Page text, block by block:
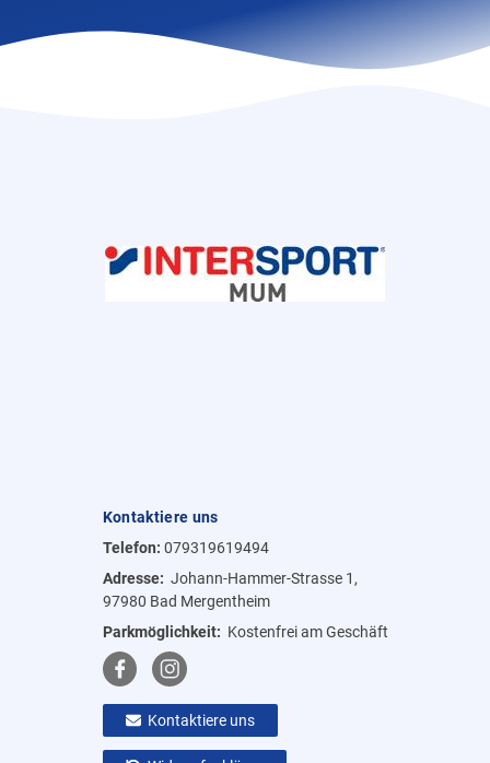
Kontaktiere uns
Telefon: 079319619494
Adresse: Johann-Hammer-Strasse 1,
97980 Bad Mergentheim
Parkmöglichkeit: Kostenfrei am Geschäft
Kontaktiere uns